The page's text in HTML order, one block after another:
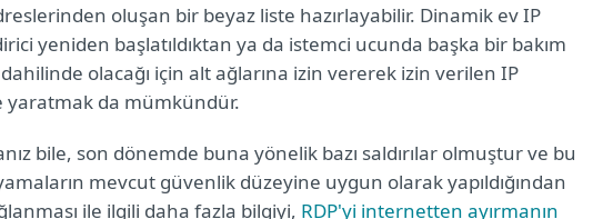
oluşan bir beyaz liste hazırlayabilir. Dinamik ev IP
yeniden başlatıldıktan ya da istemci ucunda başka bir bakım
olacağı için alt ağlarına izin vererek izin verilen IP
yaratmak da mümkündür.
bile, son dönemde buna yönelik bazı saldırılar olmuştur ve bu
mevcut güvenlik düzeyine uygun olarak yapıldığından
ile ilgili daha fazla bilgiyi, RDP'yi internetten ayırmanın